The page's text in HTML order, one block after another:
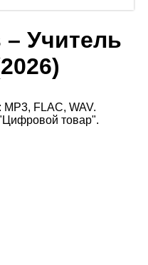
Учитель
FLAC, WAV.
товар".